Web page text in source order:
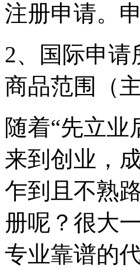
注册申请。
2、国际申
商品范围（
随着“先立
来到创业，
乍到且不熟
册呢？很大
专业靠谱的